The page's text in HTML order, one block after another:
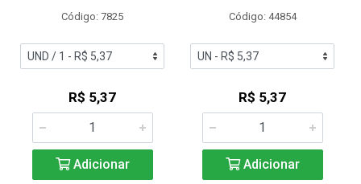
Código: 7825
R$ 5,37
Adicionar
Código: 44854
R$ 5,37
Adicionar